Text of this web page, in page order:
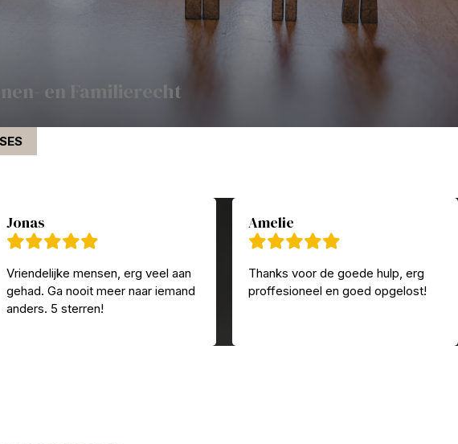
en Familierecht
Jonas
Vriendelijke mensen, erg veel aan
gehad. Ga nooit meer naar iemand
anders. 5 sterren!
Amelie
Thanks voor de goede hulp, erg
proffesioneel en goed opgelost!